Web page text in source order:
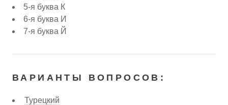
5-я буква К
6-я буква И
7-я буква Й
ВАРИАНТЫ ВОПРОСОВ:
Турецкий